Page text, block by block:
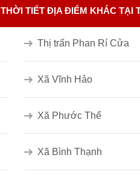
THỜI TIẾT ĐỊA ĐIỂM KHÁC TẠI
Thị trấn Phan Rí Cửa
Xã Vĩnh Hảo
Xã Phước Thể
Xã Bình Thạnh